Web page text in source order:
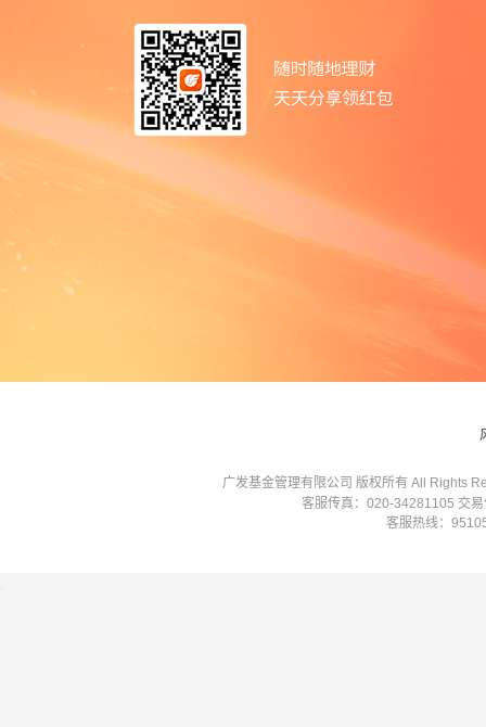
广发基金管理有限公司 版权所有 All Rights
客服传真：020-34281105 交
客服热线：